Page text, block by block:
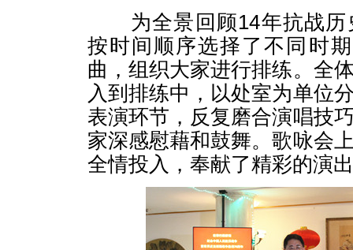
为全景回顾14年抗战历
按时间顺序选择了不同时
曲，组织大家进行排练。全
入到排练中，以处室为单位
表演环节，反复磨合演唱技
家深感慰藉和鼓舞。歌咏会
全情投入，奉献了精彩的演